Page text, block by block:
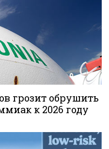
грозит обрушить
к 2026 году